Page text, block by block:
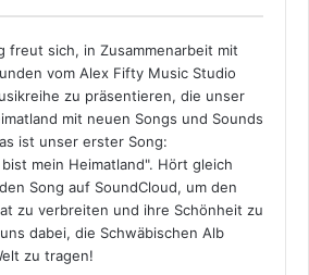
freut sich, in Zusammenarbeit mit
vom Alex Fifty Music Studio
zu präsentieren, die unser
mit neuen Songs und Sounds
ist unser erster Song:
mein Heimatland". Hört gleich
Song auf SoundCloud, um den
zu verbreiten und ihre Schönheit zu
dabei, die Schwäbischen Alb
zu tragen!